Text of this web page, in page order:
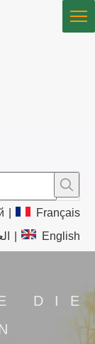
Français
English
DIE